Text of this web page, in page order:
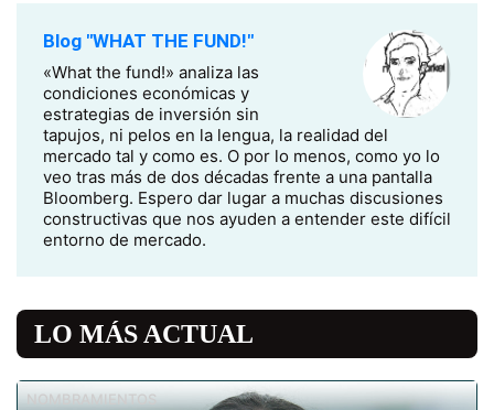
Blog "WHAT THE FUND!"
«What the fund!» analiza las
condiciones económicas y
estrategias de inversión sin
tapujos, ni pelos en la lengua, la realidad del
mercado tal y como es. O por lo menos, como yo lo
veo tras más de dos décadas frente a una pantalla
Bloomberg. Espero dar lugar a muchas discusiones
constructivas que nos ayuden a entender este difícil
entorno de mercado.
LO MÁS ACTUAL
NOMBRAMIENTOS